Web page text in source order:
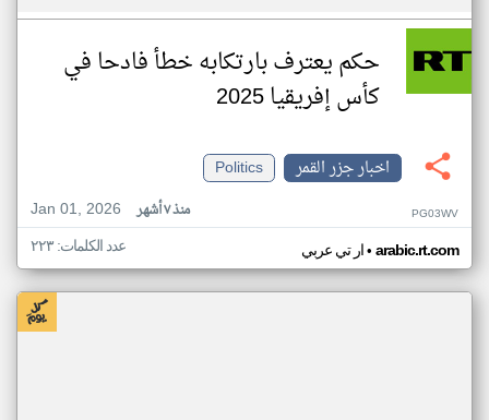
حكم يعترف بارتكابه خطأ فادحا في
كأس إفريقيا 2025
اخبار جزر القمر
Politics
Jan 01, 2026
منذ ٧ أشهر PG03WV
ار تي عربي• arabic.rt.com عدد الكلمات: ٢٢٣